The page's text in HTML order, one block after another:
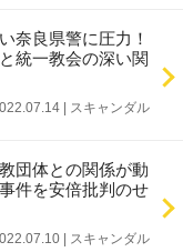
奈良県警に圧力！
統一教会の深い関
| スキャンダル
団体との関係が動
件を安倍批判のせ
| スキャンダル